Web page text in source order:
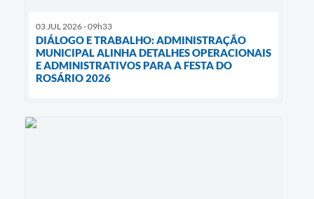
03 JUL 2026 - 09h33
DIÁLOGO E TRABALHO: ADMINISTRAÇÃO
MUNICIPAL ALINHA DETALHES OPERACIONAIS
E ADMINISTRATIVOS PARA A FESTA DO
ROSÁRIO 2026